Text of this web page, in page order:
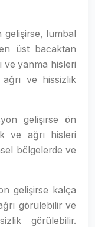
gelişirse, lumbal
üst bacaktan
ve yanma hisleri
ve hissizlik
gelişirse ön
ve ağrı hisleri
bölgelerde ve
gelişirse kalça
görülebilir ve
görülebilir.